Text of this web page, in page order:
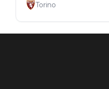
Torino